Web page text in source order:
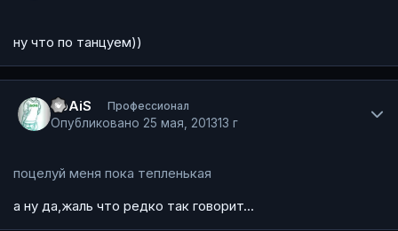
ну что по танцуем))
SpAiS Профессионал
Опубликовано 25 мая, 201313 г
поцелуй меня пока тепленькая
а ну да,жаль что редко так говорит...